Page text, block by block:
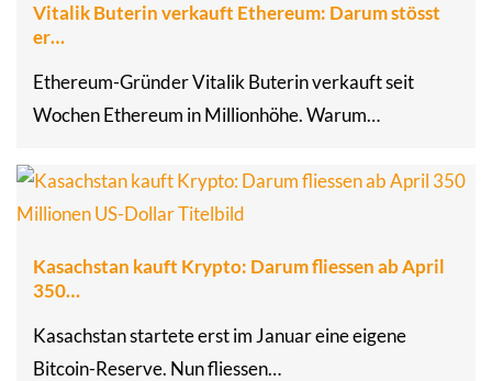
Vitalik Buterin verkauft Ethereum: Darum stösst
er…
Ethereum-Gründer Vitalik Buterin verkauft seit
Wochen Ethereum in Millionhöhe. Warum…
Kasachstan kauft Krypto: Darum fliessen ab April
350…
Kasachstan startete erst im Januar eine eigene
Bitcoin-Reserve. Nun fliessen…